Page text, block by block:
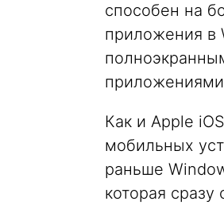
способен на
приложения в
Как и Apple
мобильных
раньше
которая